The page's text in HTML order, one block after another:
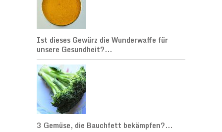
Ist dieses Gewürz die Wunderwaffe für
unsere Gesundheit?...
3 Gemüse, die Bauchfett bekämpfen?...